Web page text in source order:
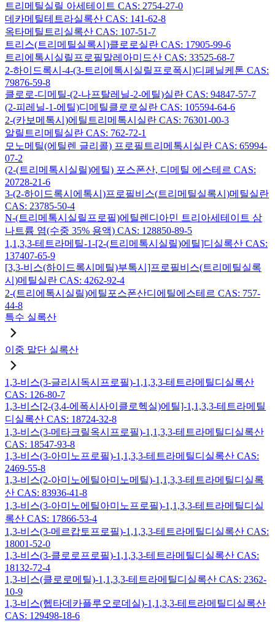
트리메틸실릴 아세테이트 CAS: 2754-27-0
데카메틸테트라실록산 CAS: 141-62-8
옥타메틸트리실록산 CAS: 107-51-7
트리스(트리메틸실록시)클로로실란 CAS: 17905-99-6
트리에톡시실릴프로필말레아미드산 CAS: 33525-68-7
2-하이드록시-4-(3-트리에톡시실릴프로폭시)디페닐케톤 CAS:
79876-59-8
클로로-디메틸-(2-나프탈레닐-2-에틸)실란 CAS: 94847-57-7
(2-피레닐-1-에틸)디메틸클로로실란 CAS: 105594-64-6
2-(카보메톡시)에틸트리메톡시실란 CAS: 76301-00-3
알릴트리메틸실란 CAS: 762-72-1
모노메틸(에틸렌 글리콜) 프로필트리메톡시실란 CAS: 65994-
07-2
(2-(트리메톡시실릴)에틸) 포스폰산, 디메틸 에스테르 CAS:
20728-21-6
3-(2-하이드록시에톡시)프로필비스(트리메틸실록시)메틸실란
CAS: 23785-50-4
N-(트리메톡시실릴프로필)에틸렌디아민 트리아세테이트 삼
나트륨 염(수중 35% 용액) CAS: 128850-89-5
1,1,3,3-테트라메틸-1-[2-(트리메톡시실릴)에틸]디실록산 CAS:
137407-65-9
[3,3-비스(하이드록시메틸)부톡시]프로필비스(트리메틸실록
시)메틸실란 CAS: 4262-92-4
2-(트리에톡시실릴)에틸포스폰산디에틸에스테르 CAS: 757-
44-8
특수 실록산
이중 말단 실록산
1,3-비스(3-글리시독시프로필)-1,1,3,3-테트라메틸디실록산
CAS: 126-80-7
1,3-비스[2-(3,4-에폭시사이클로헥실)에틸]-1,1,3,3-테트라메틸
디실록산 CAS: 18724-32-8
1,3-비스(3-메타크릴옥시프로필)-1,1,3,3-테트라메틸디실록산
CAS: 18547-93-8
1,3-비스(3-아미노프로필)-1,1,3,3-테트라메틸디실록산 CAS:
2469-55-8
1,3-비스(2-아미노에틸아미노메틸)-1,1,3,3-테트라메틸디실록
산 CAS: 83936-41-8
1,3-비스(3-아미노에틸아미노프로필)-1,1,3,3-테트라메틸디실
록산 CAS: 17866-53-4
1,3-비스(3-메르캅토프로필)-1,1,3,3-테트라메틸디실록산 CAS:
18001-52-0
1,3-비스(3-클로로프로필)-1,1,3,3-테트라메틸디실록산 CAS:
18132-72-4
1,3-비스(클로로메틸)-1,1,3,3-테트라메틸디실록산 CAS: 2362-
10-9
1,3-비스(헵타데카플루오로데실)-1,1,3,3-테트라메틸디실록산
CAS: 129498-18-6